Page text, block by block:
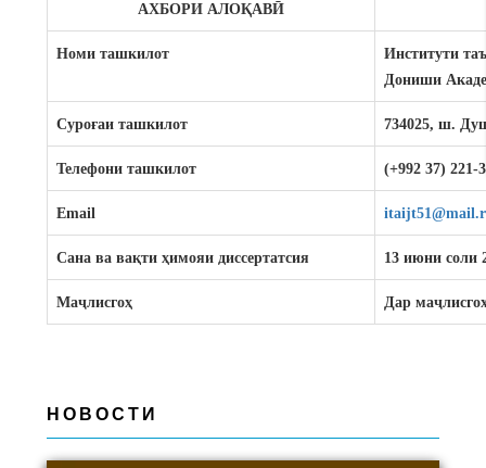
АХБОРИ АЛОҚАВӢ
Номи ташкилот
Институти
Дониши
Суроғаи ташкилот 734025, ш.
Телефони ташкилот (+992 37) 221-
Email
Сана ва вақти ҳимояи диссертатсия 13 июни соли
Маҷлисгоҳ Дар маҷлисго
НОВОСТИ